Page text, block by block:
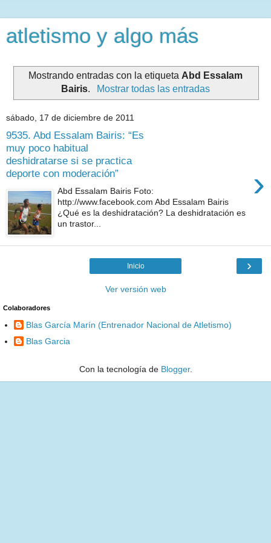
atletismo y algo más
Mostrando entradas con la etiqueta Abd Essalam
Bairis. Mostrar todas las entradas
sábado, 17 de diciembre de 2011
9535. Abd Essalam Bairis: “Es
muy poco habitual
deshidratarse si se practica
deporte con moderación”
›
Abd Essalam Bairis Foto:
http://www.facebook.com Abd Essalam Bairis
¿Qué es la deshidratación? La deshidratación es
un trastor...
›
Inicio
Ver versión web
Colaboradores
Blas García Marín (Entrenador Nacional de Atletismo)
Blas Garcia
Con la tecnología de Blogger.